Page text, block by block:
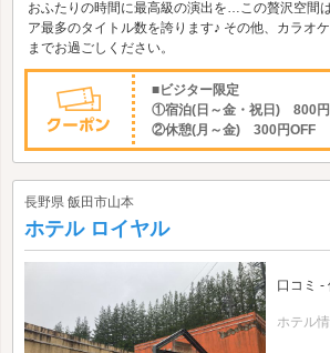
おふたりの時間に最高級の演出を…この贅沢空間
ア最多のタイトル数を誇ります♪ その他、カラオ
までお過ごしください。
■ビジター限定
①宿泊(日～金・祝日) 800円
②休憩(月～金) 300円OFF
長野県 飯田市山本
ホテル ロイヤル
口コミ -
ホテル